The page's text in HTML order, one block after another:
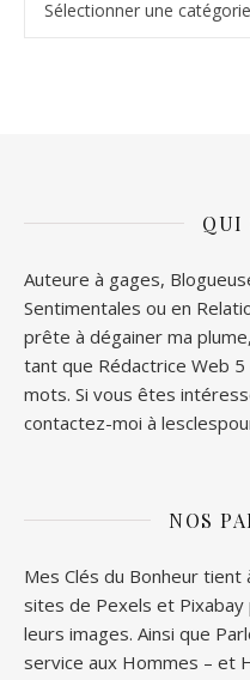
QUI
Auteure à gages,
Sentimentales ou en
prête à dégainer ma
tant que Rédactrice Web
mots. Si vous êtes
contactez-moi à
NOS
Mes Clés du Bonheur
sites de Pexels et Pixabay
leurs images. Ainsi que
service aux Hommes – et